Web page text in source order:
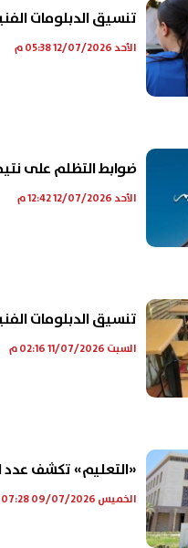
تنسيق الدبلومات الفنية 2026 نظام 3 سنوات صناعي..8 كليات
الأحد 12/07/2026 05:38 م
ضوابط التظلم على نتيجة الدبلومات
الأحد 12/07/2026 12:42 م
تنسيق الدبلومات الفنية 2026.. استثناء الأوائل من قواعد القبول
السبت 11/07/2026 02:16 م
«التعليم» تكشف عدد
الخميس 09/07/2026 07:28 م